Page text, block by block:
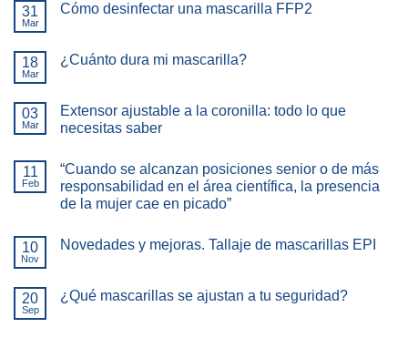
31
Mar
Cómo desinfectar una mascarilla FFP2
18
Mar
¿Cuánto dura mi mascarilla?
03
Mar
Extensor ajustable a la coronilla: todo lo que
necesitas saber
11
Feb
“Cuando se alcanzan posiciones senior o de más
responsabilidad en el área científica, la presencia
de la mujer cae en picado”
10
Nov
Novedades y mejoras. Tallaje de mascarillas EPI
20
Sep
¿Qué mascarillas se ajustan a tu seguridad?